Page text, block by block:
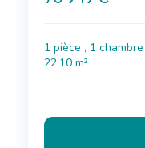
1 pièce , 1 chambre
22.10 m²